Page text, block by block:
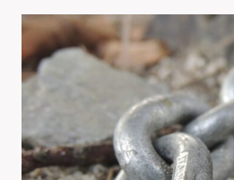
STUDIO
WORDPRESS